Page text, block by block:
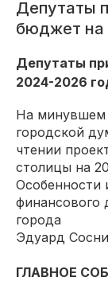
Депутаты
бюджет на
Депутаты
2024-2026
На минувшем
городской
чтении
столицы на
Особенности
финансового
города
Эдуард
ГЛАВНОЕ